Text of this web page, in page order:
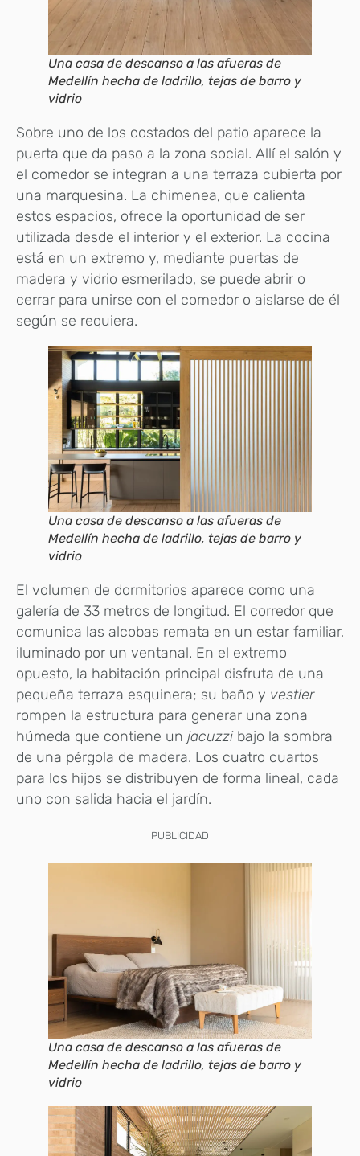
Una casa de descanso a las afueras de
Medellín hecha de ladrillo, tejas de barro y
vidrio
Sobre uno de los costados del patio aparece la
puerta que da paso a la zona social. Allí el salón y
el comedor se integran a una terraza cubierta por
una marquesina. La chimenea, que calienta
estos espacios, ofrece la oportunidad de ser
utilizada desde el interior y el exterior. La cocina
está en un extremo y, mediante puertas de
madera y vidrio esmerilado, se puede abrir o
cerrar para unirse con el comedor o aislarse de él
según se requiera.
Una casa de descanso a las afueras de
Medellín hecha de ladrillo, tejas de barro y
vidrio
El volumen de dormitorios aparece como una
galería de 33 metros de longitud. El corredor que
comunica las alcobas remata en un estar familiar,
iluminado por un ventanal. En el extremo
opuesto, la habitación principal disfruta de una
pequeña terraza esquinera; su baño y vestier
rompen la estructura para generar una zona
húmeda que contiene un jacuzzi bajo la sombra
de una pérgola de madera. Los cuatro cuartos
para los hijos se distribuyen de forma lineal, cada
uno con salida hacia el jardín.
PUBLICIDAD
Una casa de descanso a las afueras de
Medellín hecha de ladrillo, tejas de barro y
vidrio